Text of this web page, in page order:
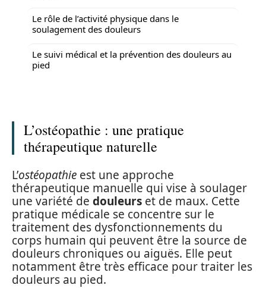
Le rôle de l’activité physique dans le
soulagement des douleurs
Le suivi médical et la prévention des douleurs au
pied
L’ostéopathie : une pratique
thérapeutique naturelle
L’ostéopathie est une approche
thérapeutique manuelle qui vise à soulager
une variété de douleurs et de maux. Cette
pratique médicale se concentre sur le
traitement des dysfonctionnements du
corps humain qui peuvent être la source de
douleurs chroniques ou aiguës. Elle peut
notamment être très efficace pour traiter les
douleurs au pied.